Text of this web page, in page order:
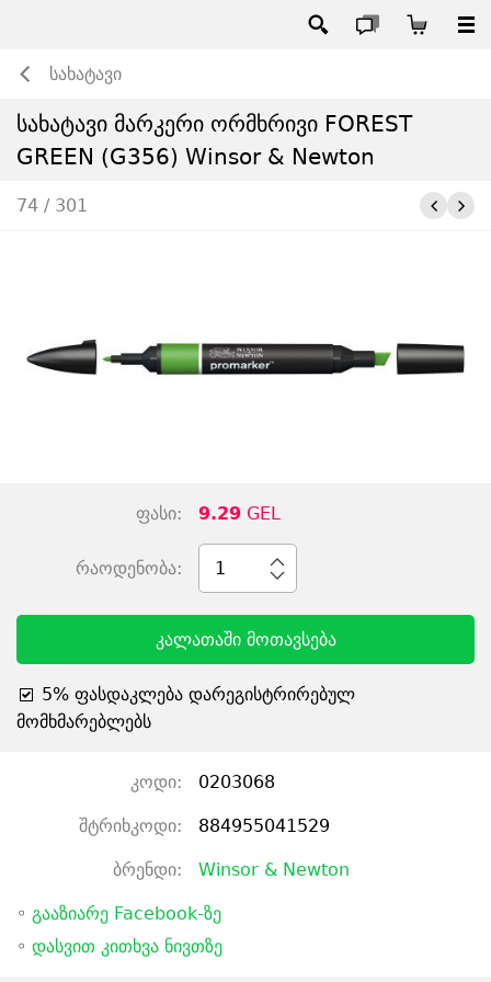
სახატავი
სახატავი მარკერი ორმხრივი FOREST
GREEN (G356) Winsor & Newton
74 / 301
ფასი: 9.29 GEL
რაოდენობა: 1
კალათაში მოთავსება
5% ფასდაკლება დარეგისტრირებულ
მომხმარებლებს
კოდი: 0203068
შტრიხკოდი: 884955041529
ბრენდი: Winsor & Newton
◦ გააზიარე Facebook-ზე
◦ დასვით კითხვა ნივთზე